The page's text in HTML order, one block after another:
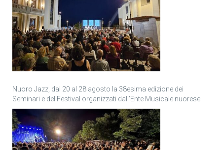
Nuoro Jazz, dal 20 al 28 agosto la 38esima edizione dei
Seminari e del Festival organizzati dall’Ente Musicale nuorese